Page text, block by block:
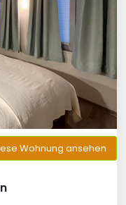
Wohnung ansehen